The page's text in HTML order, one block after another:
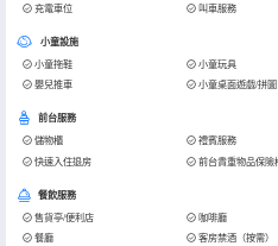
充電車位 叫車服務
小童設施
小童拖鞋 小童玩具
嬰兒推車
小童桌面遊戲/拼圖
前台服務
儲物櫃 禮賓服務
快速入住退房
前台貴重物品保險
餐飲服務
售貨亭/便利店 咖啡廳
餐廳
客房禁酒（按需）